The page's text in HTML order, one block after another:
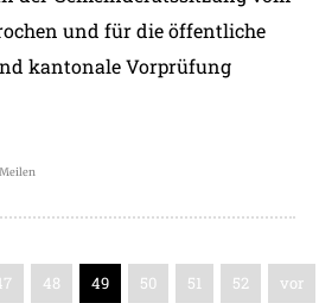
und für die öffentliche
kantonale Vorprüfung
48 49 50 51 52 vor